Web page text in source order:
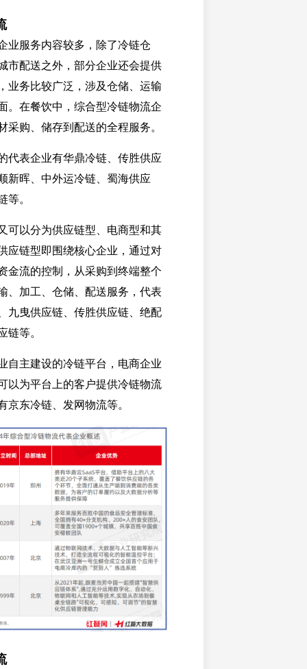
业服务内容较多，除了冷链仓
市配送之外，部分企业还会提供
业务比较广泛，涉及仓储、运输
。在餐饮中，综合型冷链物流企
采购、储存到配送的全程服务。
代表企业有华鼎冷链、传胜供应
新晖、中外运冷链、蜀海供应
等。
可以分为供应链型、电商型和其
应链型即围绕核心企业，通过对
金流的控制，从采购到终端整个
、加工、仓储、配送服务，代表
九曳供应链、传胜供应链、绝配
链等。
自主建设的冷链平台，电商企业
以为平台上的客户提供冷链物流
京东冷链、发网物流等。